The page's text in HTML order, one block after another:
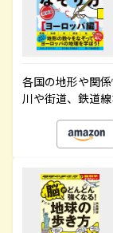
各国の地形や関
川や街道、鉄道